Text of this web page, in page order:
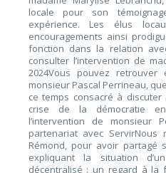
locale pour son
expérience. Les élus
encouragements ainsi
fonction dans la relation
consulter l’intervention de
2024Vous pouvez retrouver
monsieur Pascal Perrineau,
ce temps consacré à
crise de la démocratie
l’intervention de monsieur
partenariat avec ServirNous
Rémond, pour avoir partagé
expliquant la situation
décentralisé : un regard à la